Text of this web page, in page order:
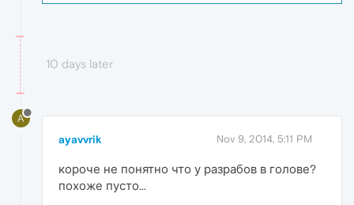
10 days later
A
ayavvrik Nov 9, 2014, 5:11 PM
короче не понятно что у разрабов в голове?
похоже пусто...